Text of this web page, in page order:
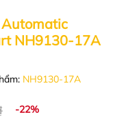
NH9130-17A
NH9130-17A
-22%